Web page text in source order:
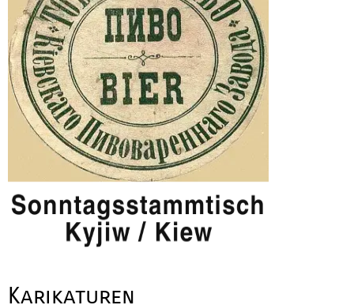
Karikaturen